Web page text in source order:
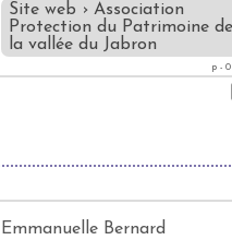
Site web › Association
Protection du Patrimoine de
la vallée du Jabron
p - 0
Emmanuelle Bernard